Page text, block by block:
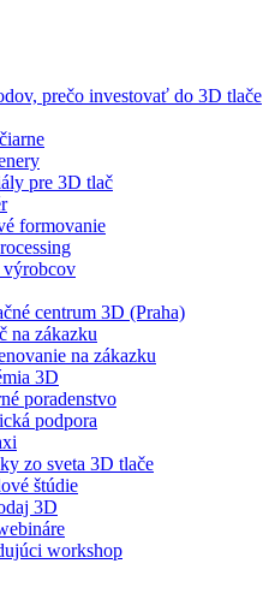
prečo investovať do 3D tlače
pre 3D tlač
formovanie
centrum 3D (Praha)
na zákazku
na zákazku
3D
poradenstvo
podpora
zo sveta 3D tlače
štúdie
3D
workshop